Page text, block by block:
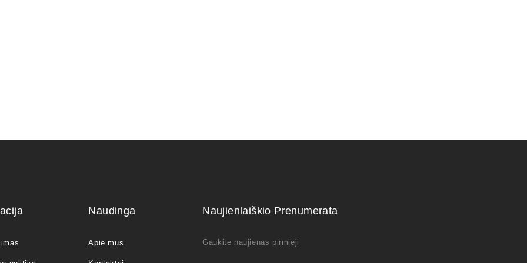
Naudinga
Apie mus
Naujienlaiškio Prenumerata
Gaukite naujienas pirmieji